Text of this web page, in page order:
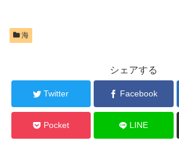
海
シェアする
Twitter Facebook
Pocket LINE